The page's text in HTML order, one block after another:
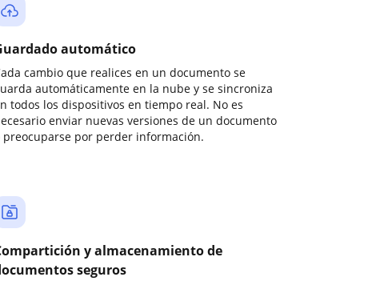
automático
cambio que realices en un documento se
automáticamente en la nube y se sincroniza
todos los dispositivos en tiempo real. No es
enviar nuevas versiones de un documento
preocuparse por perder información.
y almacenamiento de
seguros